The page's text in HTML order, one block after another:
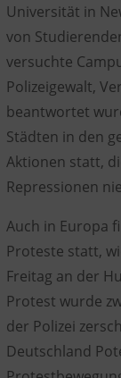
Universität in
von
versuchte
Polizeigewalt,
beantwortet
Städten in den
Aktionen statt,
Repressionen
Auch in Europa
Proteste statt,
Freitag an der
Protest wurde
der Polizei
Deutschland